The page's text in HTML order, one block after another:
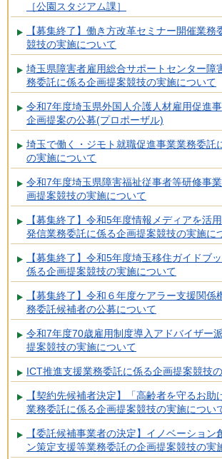
［公園スタジアム課］
【募集終了】働き方改革セミナー開催業務
競技の実施について
埼玉県障害者雇用総合サポートセンター障
務委託に係る企画提案競技の実施について
令和7年度埼玉県外国人介護人材雇用促進
企画提案の公募(プロポーザル)
埼玉で働く・ジモト就職促進事業業務委託
の実施について
令和7年度埼玉県障害福祉従事者等研修事
画提案競技の実施について
【募集終了】令和5年度情報メディアを活
発信業務委託に係る企画提案競技の実施に
【募集終了】令和5年度埼玉移住ガイドブ
係る企画提案競技の実施について
【募集終了】令和６年度ケアラー支援関係
務委託候補者の公募について
令和7年度70歳雇用制度導入アドバイザー
提案競技の実施について
ICT推進支援業務委託に係る企画提案競技
【契約先候補者決定】「高齢者を守るお助
業務委託に係る企画提案競技の実施につい
【委託候補事業者の決定】イノベーション
ン策定支援等業務委託の企画提案競技の実